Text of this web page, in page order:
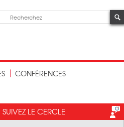
CONFÉRENCES
SUIVEZ LE CERCLE